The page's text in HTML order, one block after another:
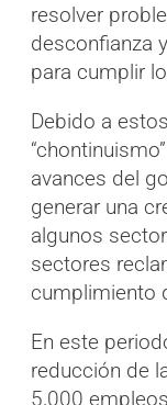
resolver
desconfianza
para cumplir
Debido a
avances del
generar una
algunos
sectores
cumplimiento
En este
reducción de
5,000